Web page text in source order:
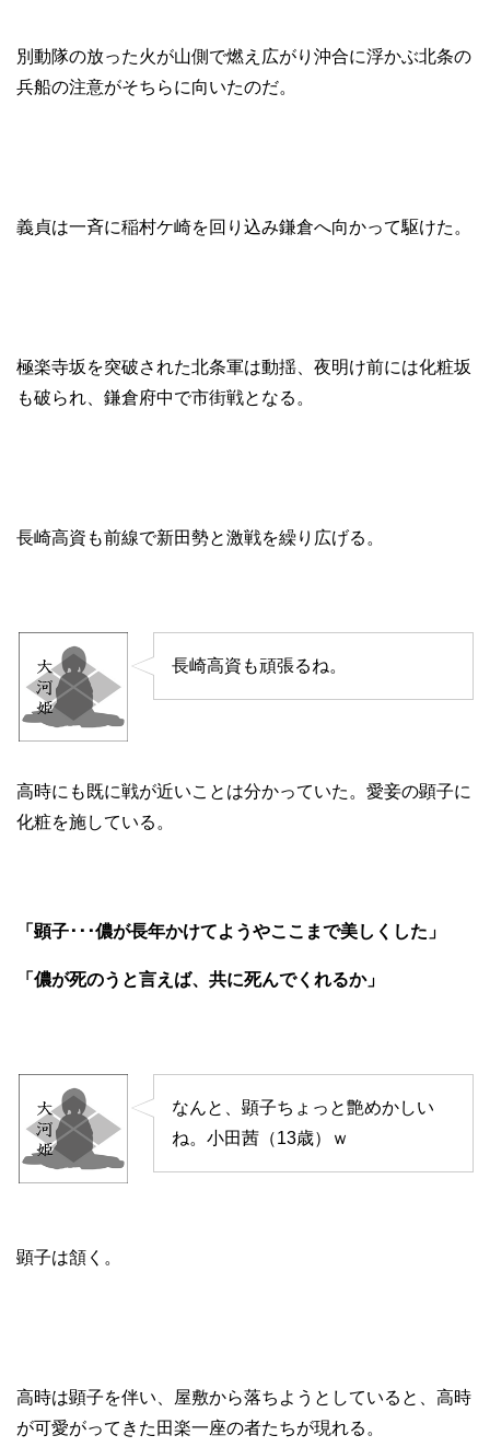
別動隊の放った火が山側で燃え広がり沖合に浮かぶ北条の
兵船の注意がそちらに向いたのだ。
義貞は一斉に稲村ケ崎を回り込み鎌倉へ向かって駆けた。
極楽寺坂を突破された北条軍は動揺、夜明け前には化粧坂
も破られ、鎌倉府中で市街戦となる。
長崎高資も前線で新田勢と激戦を繰り広げる。
長崎高資も頑張るね。
高時にも既に戦が近いことは分かっていた。愛妾の顕子に
化粧を施している。
「顕子･･･儂が長年かけてようやここまで美しくした」
「儂が死のうと言えば、共に死んでくれるか」
なんと、顕子ちょっと艶めかしい
ね。小田茜（13歳）ｗ
顕子は頷く。
高時は顕子を伴い、屋敷から落ちようとしていると、高時
が可愛がってきた田楽一座の者たちが現れる。